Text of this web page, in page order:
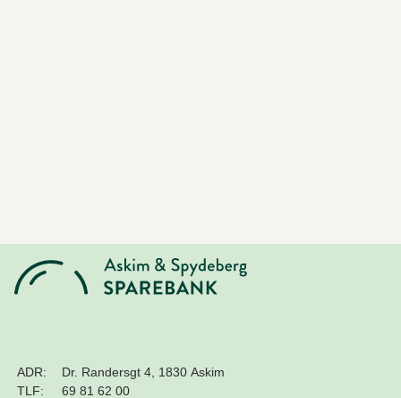
ADR:
Dr. Randersgt 4, 1830 Askim
TLF:
69 81 62 00